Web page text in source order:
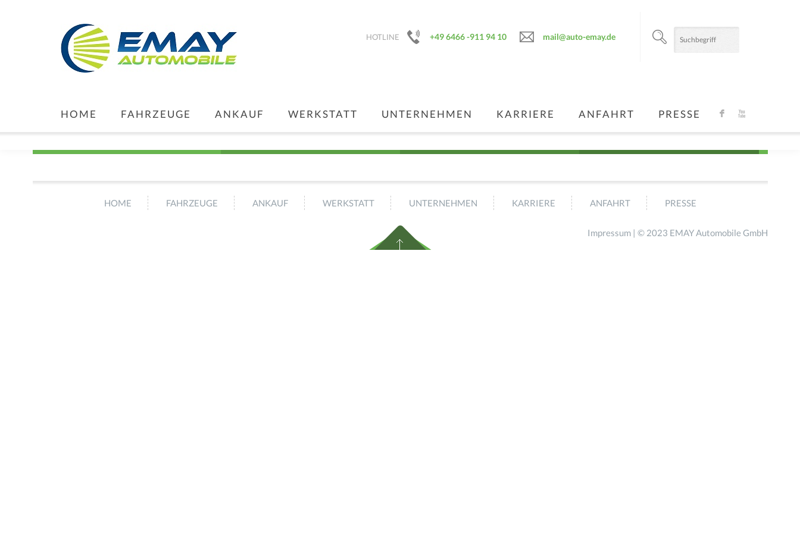
F X
HOTLINE +49 6466 -911 94 10 mail@auto-emay.de
HOME FAHRZEUGE ANKAUF WERKSTATT UNTERNEHMEN KARRIERE ANFAHRT PRESSE
HOME FAHRZEUGE ANKAUF WERKSTATT UNTERNEHMEN KARRIERE ANFAHRT PRESSE
Impressum| © 2023 EMAY Automobile GmbH